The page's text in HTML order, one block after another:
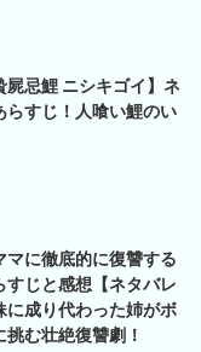
屍忌鯉 ニシキゴイ】ネ
らすじ！人喰い鯉のい
マに徹底的に復讐する
すじと感想【ネタバレ
に成り代わった姉がボ
挑む壮絶復讐劇！